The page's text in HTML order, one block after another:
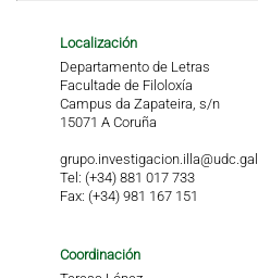
Localización
Departamento de Letras
Facultade de Filoloxía
Campus da Zapateira, s/n
15071 A Coruña
grupo.investigacion.illa@udc.gal
Tel: (+34) 881 017 733
Fax: (+34) 981 167 151
Coordinación